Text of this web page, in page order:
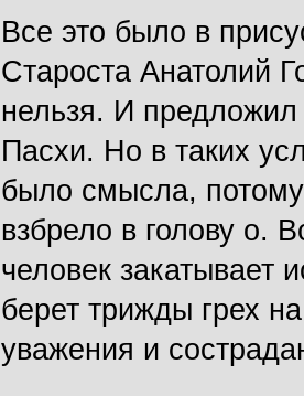
Все это было в
Староста Анатолий
нельзя. И
Пасхи. Но в таких
было смысла,
взбрело в голову о.
человек закатывает
берет трижды грех
уважения и